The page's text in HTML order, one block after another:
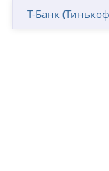
Т-Банк